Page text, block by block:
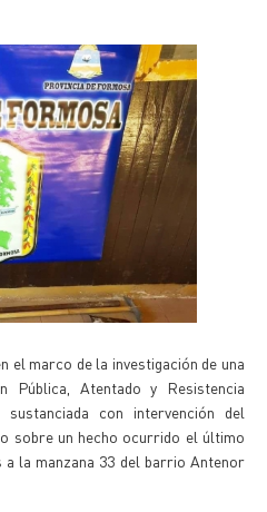
el marco de la investigación de una
Pública, Atentado y Resistencia
con intervención del
sobre un hecho ocurrido el último
a la manzana 33 del barrio Antenor